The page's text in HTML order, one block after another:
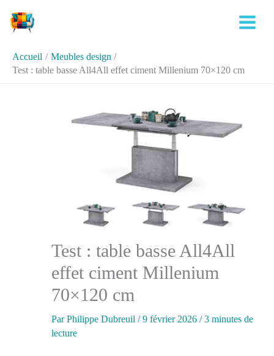
Accueil
Meubles design
Test : table basse All4All effet ciment Millenium 70×120 cm
Test : table basse All4All
effet ciment Millenium
70×120 cm
ParPhilippe Dubreuil /9 février 2026 /3 minutes de
lecture